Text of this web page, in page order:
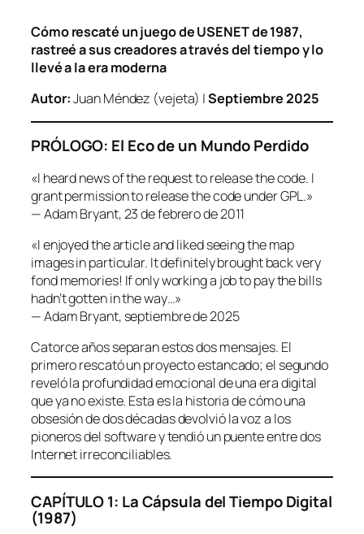
Cómo rescaté un juego de USENET de 1987,
rastreé a sus creadores a través del tiempo y lo
llevé a la era moderna
Autor:Juan Méndez (vejeta) |Septiembre 2025
PRÓLOGO: El Eco de un Mundo Perdido
«I heard news of the request to release the code. I
grant permission to release the code under GPL.»
— Adam Bryant, 23 de febrero de 2011
«I enjoyed the article and liked seeing the map
images in particular. It definitely brought back very
fond memories! If only working a job to pay the bills
hadn’t gotten in the way…»
— Adam Bryant, septiembre de 2025
Catorce años separan estos dos mensajes. El
primero rescató un proyecto estancado; el segundo
reveló la profundidad emocional de una era digital
que ya no existe. Esta es la historia de cómo una
obsesión de dos décadas devolvió la voz a los
pioneros del software y tendió un puente entre dos
Internet irreconciliables.
CAPÍTULO 1: La Cápsula del Tiempo Digital
(1987)